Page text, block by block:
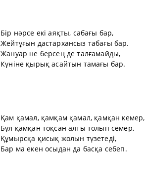
Бір нәрсе екі аяқты, сабағы бар,
Жейтұғын дастархансыз табағы бар.
Жануар не берсең де талғамайды,
Күніне қырық асайтын тамағы бар.
Қам қамал, қамқам қамал, қамқан кемер,
Бұл қамқан тоқсан алты толып семер,
Құмырсқа қисық жолын түзетеді,
Бар ма екен осыдан да басқа себеп.